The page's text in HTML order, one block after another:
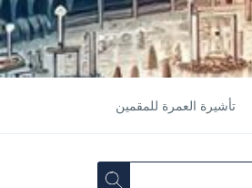
تأشيرة العمرة للمقمين